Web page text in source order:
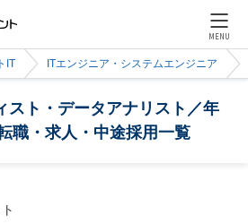
MENU
IT ITエンジニア・システムエンジニア
スト・データアナリスト／年
職・求人・中途採用一覧